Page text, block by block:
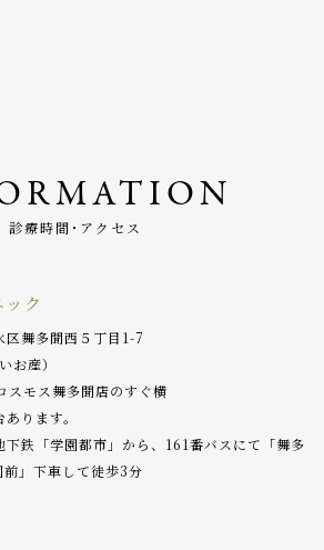
診療時間･アクセス
ク
舞多聞西５丁目1-7
お産）
スモス舞多聞店のすぐ横
ります。
鉄「学園都市」から、161番バスにて「舞多
」下車して徒歩3分